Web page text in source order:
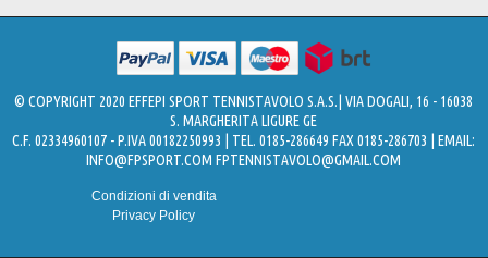
© COPYRIGHT 2020 EFFEPI SPORT TENNISTAVOLO S.A.S.| VIA DOGALI, 16 - 16038
S. MARGHERITA LIGURE GE
C.F. 02334960107 - P.IVA 00182250993 | TEL. 0185-286649 FAX 0185-286703 | EMAIL:
INFO@FPSPORT.COM FPTENNISTAVOLO@GMAIL.COM
Condizioni di vendita
Privacy Policy